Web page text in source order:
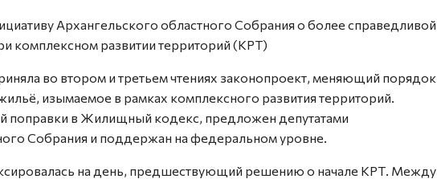
Архангельского областного Собрания о более справедливой
комплексном развитии территорий (КРТ)
во втором и третьем чтениях законопроект, меняющий порядок
изымаемое в рамках комплексного развития территорий.
поправки в Жилищный кодекс, предложен депутатами
Собрания и поддержан на федеральном уровне.
на день, предшествующий решению о начале КРТ. Между